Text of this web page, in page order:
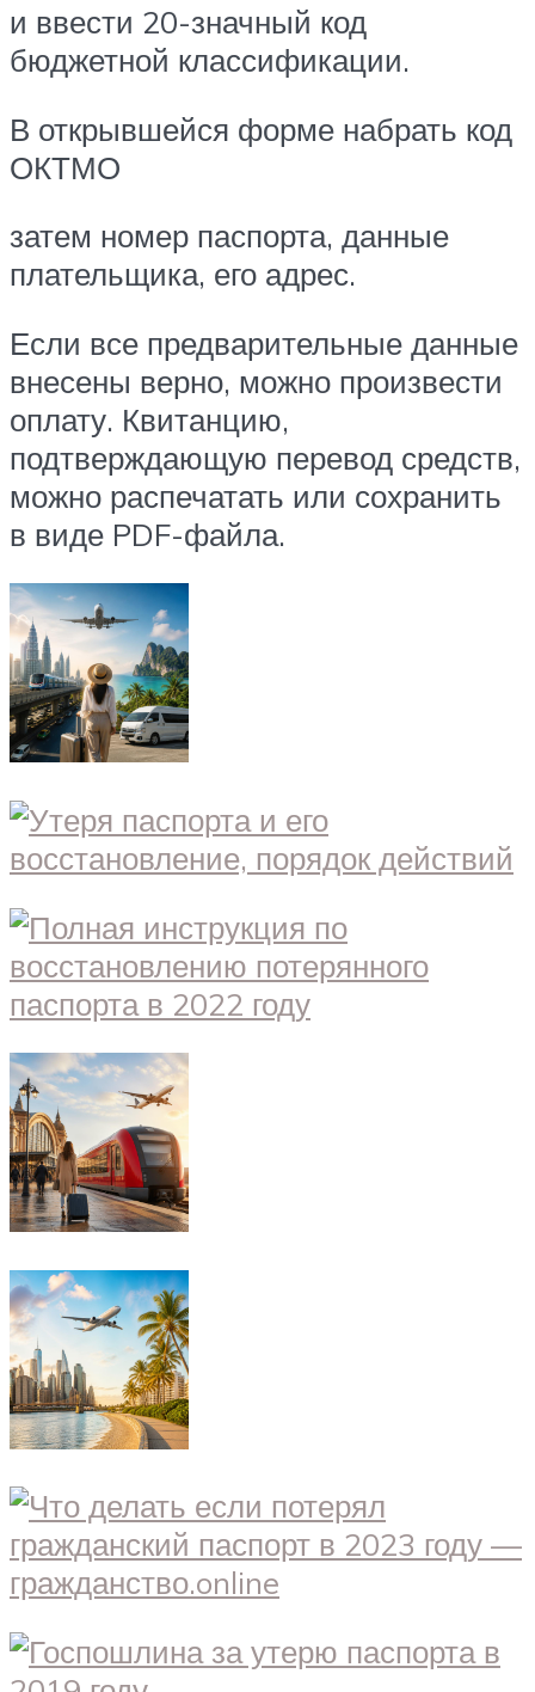
и ввести 20-значный код
бюджетной классификации.
В открывшейся форме набрать код
ОКТМО
затем номер паспорта, данные
плательщика, его адрес.
Если все предварительные данные
внесены верно, можно произвести
оплату. Квитанцию,
подтверждающую перевод средств,
можно распечатать или сохранить
в виде PDF-файла.